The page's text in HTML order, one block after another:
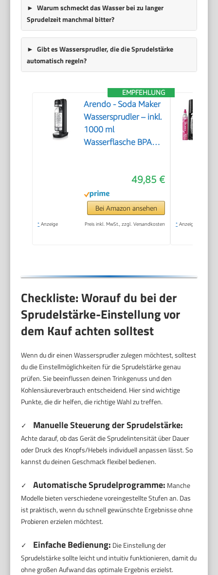
Warum schmeckt das Wasser bei zu langer
Sprudelzeit manchmal bitter?
Gibt es Wassersprudler, die die Sprudelstärke
automatisch regeln?
EMPFEHLUNG
Arendo - Soda Maker
Wassersprudler – inkl.
1000 ml
Wasserflasche BPA
kompatibel mit 60 l
CO2 Zylindern
49,85 €
Bei Amazon ansehen
* Anzeige Preis inkl. MwSt., zzgl. Versandkosten * Anzeige
Checkliste: Worauf du bei der
Sprudelstärke-Einstellung vor
dem Kauf achten solltest
Wenn du dir einen Wassersprudler zulegen möchtest, solltest
du die Einstellmöglichkeiten für die Sprudelstärke genau
prüfen. Sie beeinflussen deinen Trinkgenuss und den
Kohlensäureverbrauch entscheidend. Hier sind wichtige
Punkte, die dir helfen, die richtige Wahl zu treffen.
✓ Manuelle Steuerung der Sprudelstärke:
Achte darauf, ob das Gerät die Sprudelintensität über Dauer
oder Druck des Knopfs/Hebels individuell anpassen lässt. So
kannst du deinen Geschmack flexibel bedienen.
✓ Automatische Sprudelprogramme: Manche
Modelle bieten verschiedene voreingestellte Stufen an. Das
ist praktisch, wenn du schnell gewünschte Ergebnisse ohne
Probieren erzielen möchtest.
✓ Einfache Bedienung: Die Einstellung der
Sprudelstärke sollte leicht und intuitiv funktionieren, damit du
ohne großen Aufwand das optimale Ergebnis erzielst.